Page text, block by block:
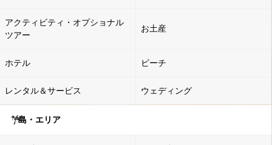
アクティビティ・オプショナル
ツアー
お土産
ホテル ビーチ
レンタル＆サービス ウェディング
島・エリア